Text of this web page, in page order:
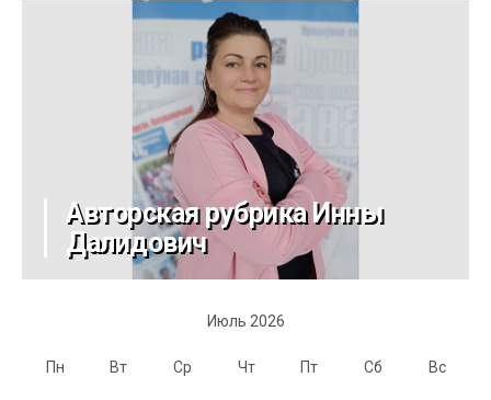
Авторская рубрика Инны
Далидович
Июль 2026
Пн Вт Ср Чт Пт Сб Вс